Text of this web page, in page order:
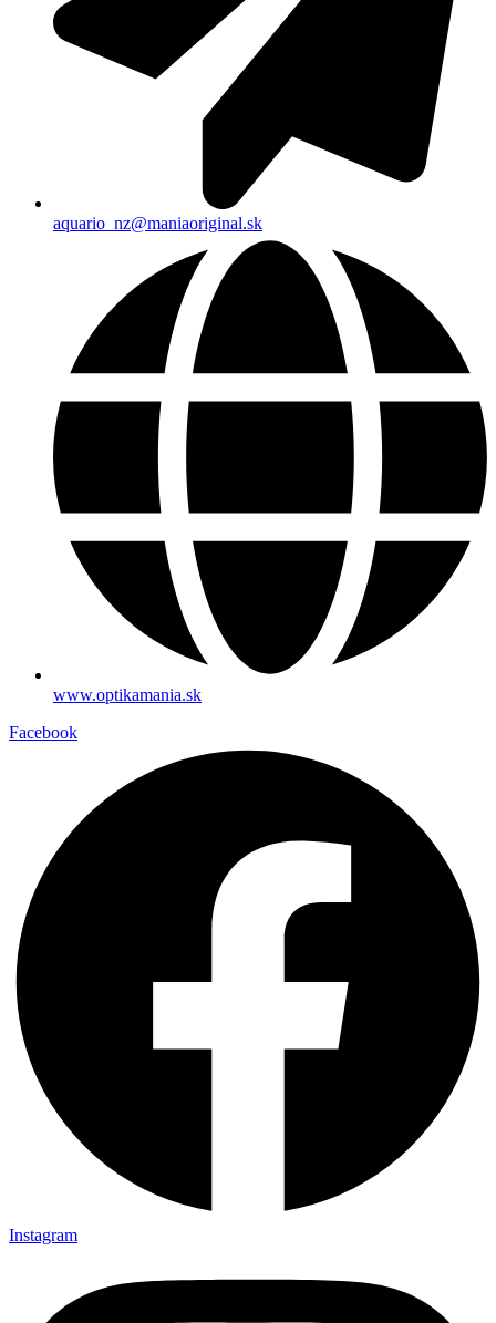
aquario_nz@maniaoriginal.sk
www.optikamania.sk
Facebook
Instagram